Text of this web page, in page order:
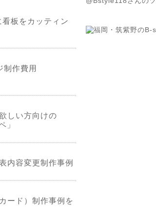
板をカッティン
制作費用
しい方向けの
」
内容変更制作事例
ード）制作事例を